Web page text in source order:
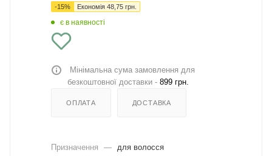
-15% Економія 48,75 грн.
є в наявності
Мінімальна сума замовлення для
безкоштовної доставки - 899 грн.
ОПЛАТА ДОСТАВКА
Призначення —
для волосся